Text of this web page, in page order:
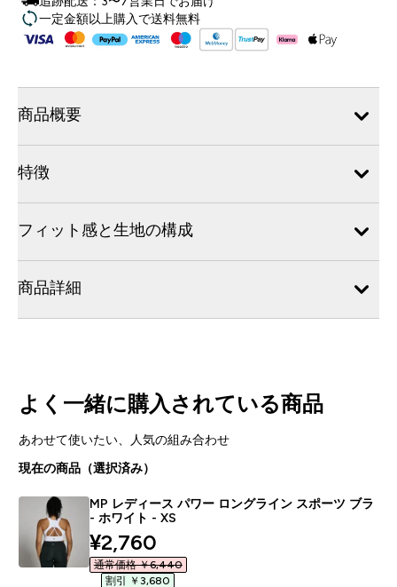
一定金額以上購入で送料無料
商品概要
特徴
フィット感と生地の構成
商品詳細
よく一緒に購入されている商品
あわせて使いたい、人気の組み合わせ
現在の商品（選択済み）
MP レディース パワー ロングライン スポーツ ブラ
- ホワイト - XS
discounted price
¥2,760‎
通常価格 ￥6,440‎
割引 ￥3,680‎